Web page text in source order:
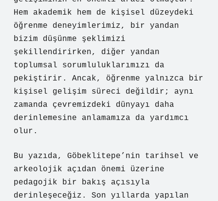
Hem akademik hem de kişisel düzeydeki
öğrenme deneyimlerimiz, bir yandan
bizim düşünme şeklimizi
şekillendirirken, diğer yandan
toplumsal sorumluluklarımızı da
pekiştirir. Ancak, öğrenme yalnızca bir
kişisel gelişim süreci değildir; aynı
zamanda çevremizdeki dünyayı daha
derinlemesine anlamamıza da yardımcı
olur.
Bu yazıda, Göbeklitepe’nin tarihsel ve
arkeolojik açıdan önemi üzerine
pedagojik bir bakış açısıyla
derinleşeceğiz. Son yıllarda yapılan